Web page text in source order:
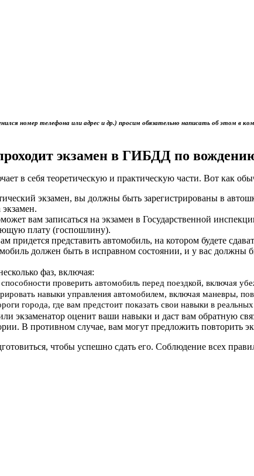
номер телефона или адрес и др.) просим обязательно написать об этом
экзамен в ГИБДД по
в себя теоретическую и практическую части. Вот как
экзамен, вы должны быть зарегистрированы в
вам записаться на экзамен в Государственной
плату (госпошлину).
придется представить автомобиль, на котором будете
должен быть в исправном состоянии, и у вас должны
фаз, включая:
проверить автомобиль перед поездкой, включая
навыки управления автомобилем, включая маневры,
города, где вам предстоит показать свои навыки в
экзаменатор оценит ваши навыки и даст вам обратную
В противном случае, вам могут предложить повторить
чтобы успешно сдать его. Соблюдение всех